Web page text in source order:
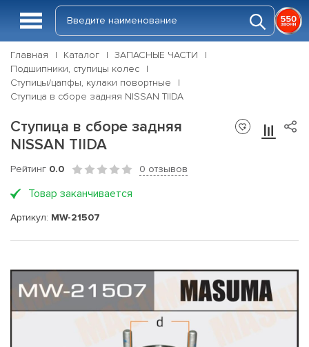
Главная Каталог
ЗАПАСНЫЕ ЧАСТИ
Подшипники, ступицы колес
Ступицы/цапфы, кулаки повортные
Ступица в сборе задняя NISSAN TIIDA
Ступица в сборе задняя
NISSAN TIIDA
Рейтинг 0.0 0 отзывов
Товар заканчивается
Артикул: MW-21507